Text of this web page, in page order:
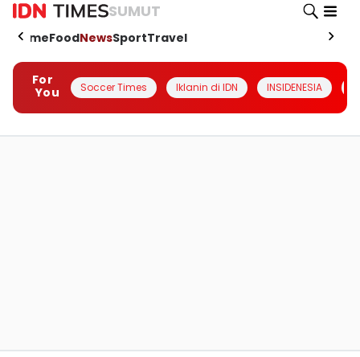
SUMUT
HomeFoodNewsSportTravel
For
You
Soccer Times Iklanin di IDN INSIDENESIA